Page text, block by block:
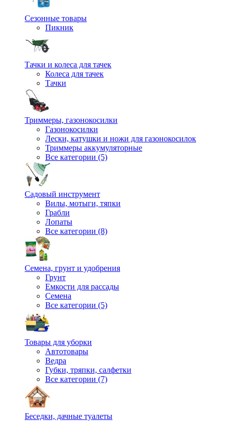
Сезонные товары
Пикник
Тачки и колеса для тачек
Колеса для тачек
Тачки
Триммеры, газонокосилки
Газонокосилки
Лески, катушки и ножи для газонокосилок
Триммеры аккумуляторные
Все категории (5)
Садовый инструмент
Вилы, мотыги, тяпки
Грабли
Лопаты
Все категории (8)
Семена, грунт и удобрения
Грунт
Емкости для рассады
Семена
Все категории (5)
Товары для уборки
Автотовары
Ведра
Губки, тряпки, салфетки
Все категории (7)
Беседки, дачные туалеты